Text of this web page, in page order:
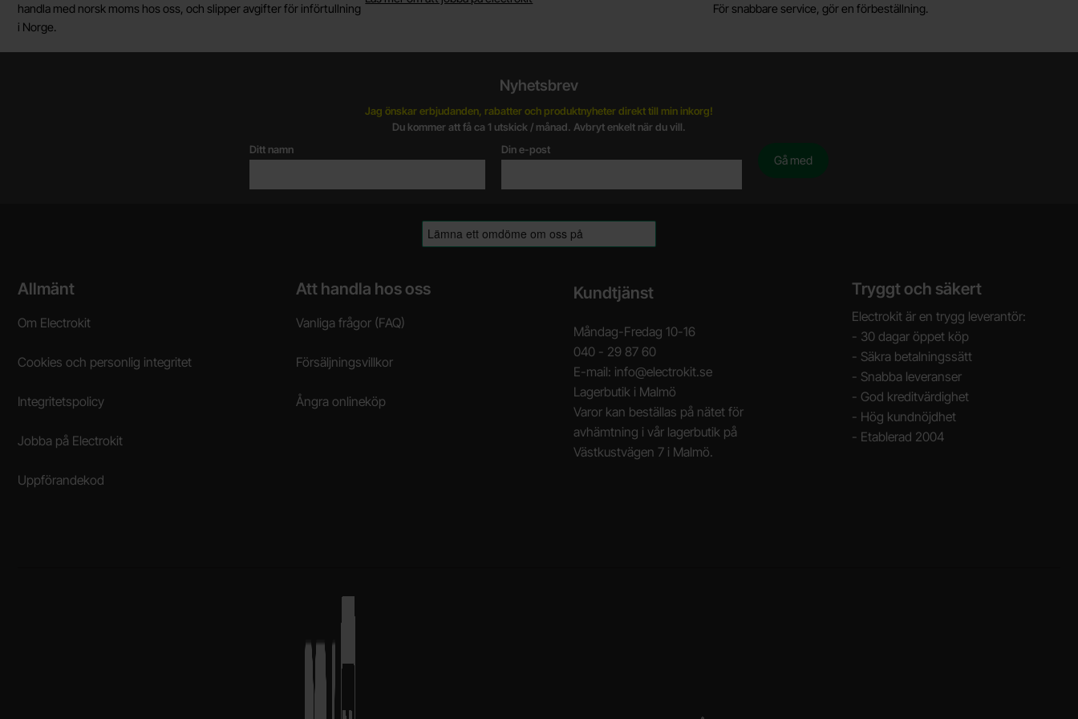
handla med norsk moms hos oss, och slipper avgifter för införtullning
i Norge.
För snabbare service, gör en förbeställning.
Nyhetsbrev
Jag önskar erbjudanden, rabatter och produktnyheter direkt till min inkorg!
Du kommer att få ca 1 utskick / månad. Avbryt enkelt när du vill.
Ditt namn
Din e-post
Sidfot Blandad info och länkar
Allmänt
Om Electrokit
Cookies och personlig integritet
Integritetspolicy
Jobba på Electrokit
Uppförandekod
Att handla hos oss
Vanliga frågor (FAQ)
Försäljningsvillkor
Ångra onlineköp
Kundtjänst
Måndag-Fredag 10-16
040 - 29 87 60
E-mail: info@electrokit.se
Lagerbutik i Malmö
Varor kan beställas på nätet för
avhämtning i vår lagerbutik på
Västkustvägen 7 i Malmö.
Tryggt och säkert
Electrokit är en trygg leverantör:
- 30 dagar öppet köp
- Säkra betalningssätt
- Snabba leveranser
- God kreditvärdighet
- Hög kundnöjdhet
- Etablerad 2004